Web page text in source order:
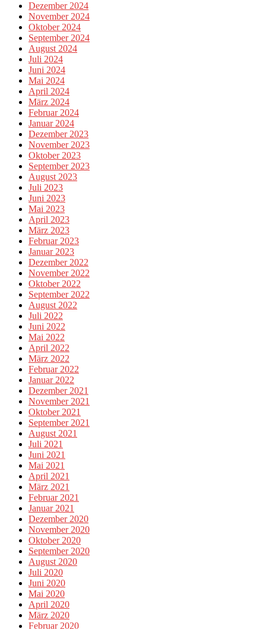
Dezember 2024
November 2024
Oktober 2024
September 2024
August 2024
Juli 2024
Juni 2024
Mai 2024
April 2024
März 2024
Februar 2024
Januar 2024
Dezember 2023
November 2023
Oktober 2023
September 2023
August 2023
Juli 2023
Juni 2023
Mai 2023
April 2023
März 2023
Februar 2023
Januar 2023
Dezember 2022
November 2022
Oktober 2022
September 2022
August 2022
Juli 2022
Juni 2022
Mai 2022
April 2022
März 2022
Februar 2022
Januar 2022
Dezember 2021
November 2021
Oktober 2021
September 2021
August 2021
Juli 2021
Juni 2021
Mai 2021
April 2021
März 2021
Februar 2021
Januar 2021
Dezember 2020
November 2020
Oktober 2020
September 2020
August 2020
Juli 2020
Juni 2020
Mai 2020
April 2020
März 2020
Februar 2020